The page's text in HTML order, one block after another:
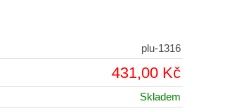
plu-1316
431,00 Kč
Skladem